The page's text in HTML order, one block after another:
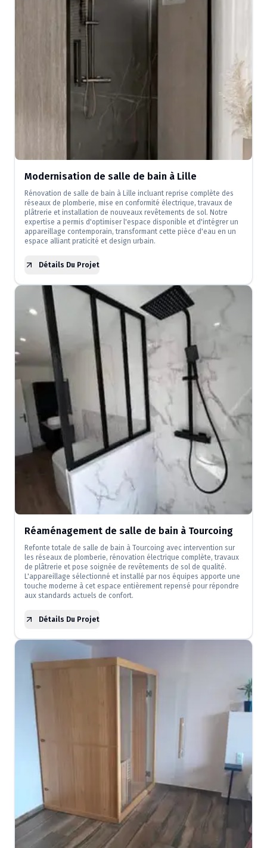
Modernisation de salle de bain à Lille
Rénovation de salle de bain à Lille incluant reprise complète des
réseaux de plomberie, mise en conformité électrique, travaux de
plâtrerie et installation de nouveaux revêtements de sol. Notre
expertise a permis d'optimiser l'espace disponible et d'intégrer un
appareillage contemporain, transformant cette pièce d'eau en un
espace alliant praticité et design urbain.
Détails Du Projet
Réaménagement de salle de bain à Tourcoing
Refonte totale de salle de bain à Tourcoing avec intervention sur
les réseaux de plomberie, rénovation électrique complète, travaux
de plâtrerie et pose soignée de revêtements de sol de qualité.
L'appareillage sélectionné et installé par nos équipes apporte une
touche moderne à cet espace entièrement repensé pour répondre
aux standards actuels de confort.
Détails Du Projet